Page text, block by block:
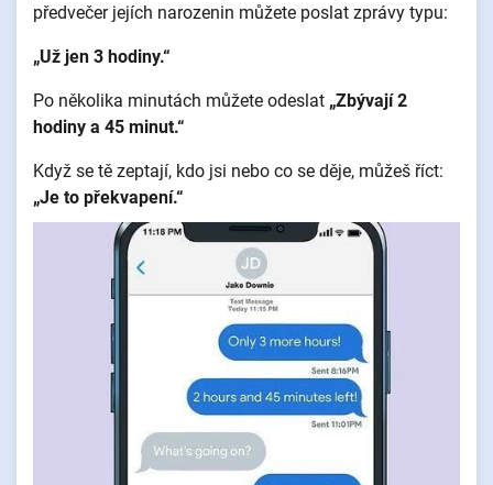
předvečer jejích narozenin můžete poslat zprávy typu:
„Už jen 3 hodiny.“
Po několika minutách můžete odeslat „Zbývají 2
hodiny a 45 minut.“
Když se tě zeptají, kdo jsi nebo co se děje, můžeš říct:
„Je to překvapení.“